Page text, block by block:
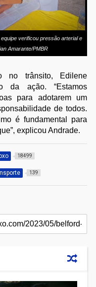
verificou pressão arterial e
Amarante/PMBR
no trânsito, Edilene
da ação. “Estamos
para adotarem um
de todos.
é fundamental para
explicou Andrade.
18499
139